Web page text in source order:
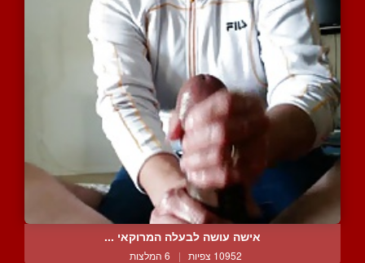
אישה עושה לבעלה המרוקאי ...
10952 צפיות | 6 המלצות